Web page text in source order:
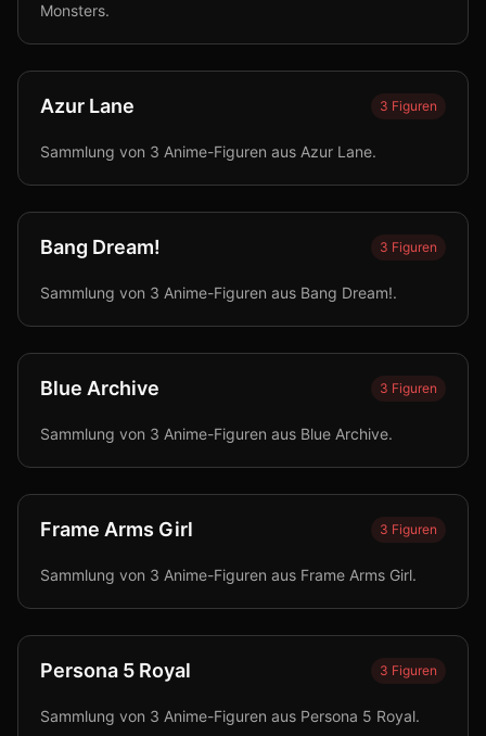
Monsters.
Azur Lane 3 Figuren
Sammlung von 3 Anime-Figuren aus Azur Lane.
Bang Dream! 3 Figuren
Sammlung von 3 Anime-Figuren aus Bang Dream!.
Blue Archive 3 Figuren
Sammlung von 3 Anime-Figuren aus Blue Archive.
Frame Arms Girl 3 Figuren
Sammlung von 3 Anime-Figuren aus Frame Arms Girl.
Persona 5 Royal 3 Figuren
Sammlung von 3 Anime-Figuren aus Persona 5 Royal.